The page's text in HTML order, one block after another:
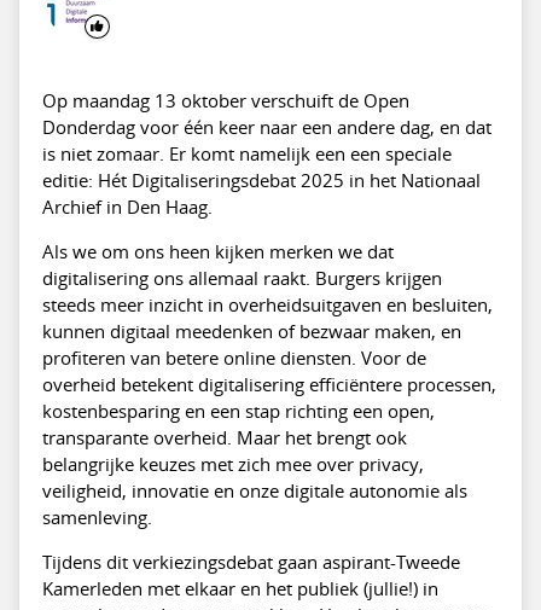
Op maandag 13 oktober verschuift de Open
Donderdag voor één keer naar een andere dag, en dat
is niet zomaar. Er komt namelijk een een speciale
editie: Hét Digitaliseringsdebat 2025 in het Nationaal
Archief in Den Haag.
Als we om ons heen kijken merken we dat
digitalisering ons allemaal raakt. Burgers krijgen
steeds meer inzicht in overheidsuitgaven en besluiten,
kunnen digitaal meedenken of bezwaar maken, en
profiteren van betere online diensten. Voor de
overheid betekent digitalisering efficiëntere processen,
kostenbesparing en een stap richting een open,
transparante overheid. Maar het brengt ook
belangrijke keuzes met zich mee over privacy,
veiligheid, innovatie en onze digitale autonomie als
samenleving.
Tijdens dit verkiezingsdebat gaan aspirant-Tweede
Kamerleden met elkaar en het publiek (jullie!) in